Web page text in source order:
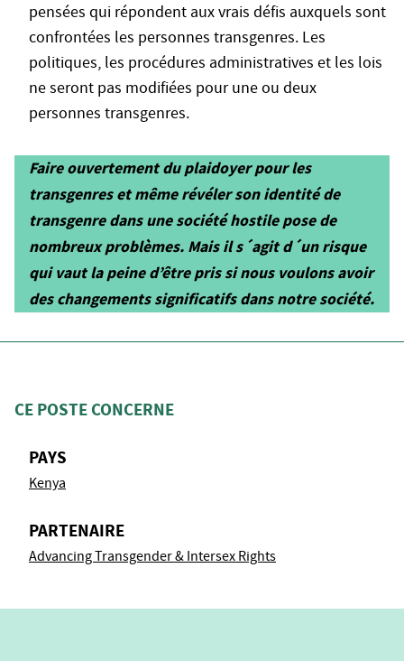
pensées qui répondent aux vrais défis auxquels sont
confrontées les personnes transgenres. Les
politiques, les procédures administratives et les lois
ne seront pas modifiées pour une ou deux
personnes transgenres.
Faire ouvertement du plaidoyer pour les
transgenres et même révéler son identité de
transgenre dans une société hostile pose de
nombreux problèmes. Mais il s´agit d´un risque
qui vaut la peine d’être pris si nous voulons avoir
des changements significatifs dans notre société.
CE POSTE CONCERNE
PAYS
Kenya
PARTENAIRE
Advancing Transgender & Intersex Rights